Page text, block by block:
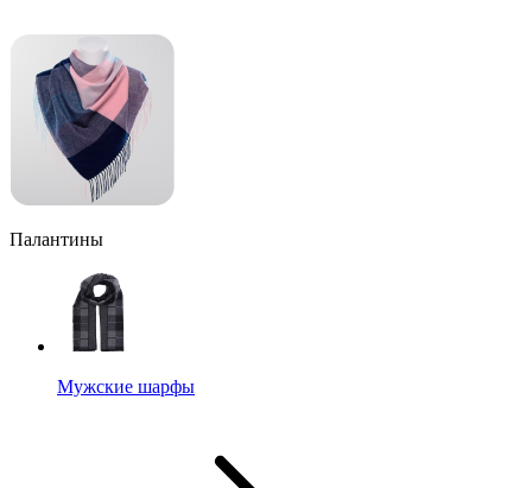
Палантины
Мужские шарфы